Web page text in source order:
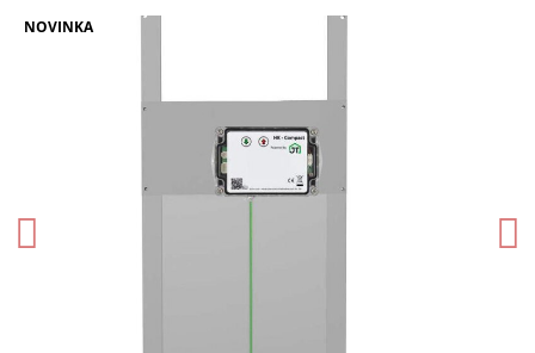
NOVINKA